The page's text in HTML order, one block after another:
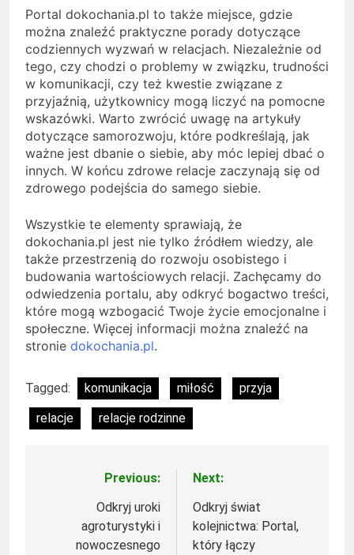
Portal dokochania.pl to także miejsce, gdzie
można znaleźć praktyczne porady dotyczące
codziennych wyzwań w relacjach. Niezależnie od
tego, czy chodzi o problemy w związku, trudności
w komunikacji, czy też kwestie związane z
przyjaźnią, użytkownicy mogą liczyć na pomocne
wskazówki. Warto zwrócić uwagę na artykuły
dotyczące samorozwoju, które podkreślają, jak
ważne jest dbanie o siebie, aby móc lepiej dbać o
innych. W końcu zdrowe relacje zaczynają się od
zdrowego podejścia do samego siebie.
Wszystkie te elementy sprawiają, że
dokochania.pl jest nie tylko źródłem wiedzy, ale
także przestrzenią do rozwoju osobistego i
budowania wartościowych relacji. Zachęcamy do
odwiedzenia portalu, aby odkryć bogactwo treści,
które mogą wzbogacić Twoje życie emocjonalne i
społeczne. Więcej informacji można znaleźć na
stronie dokochania.pl.
Tagged: komunikacja miłość
przyja
relacje
relacje rodzinne
NawigacjaPrevious:
Odkryj uroki
agroturystyki i
nowoczesnego
Next:
Odkryj świat
kolejnictwa: Portal,
który łączy